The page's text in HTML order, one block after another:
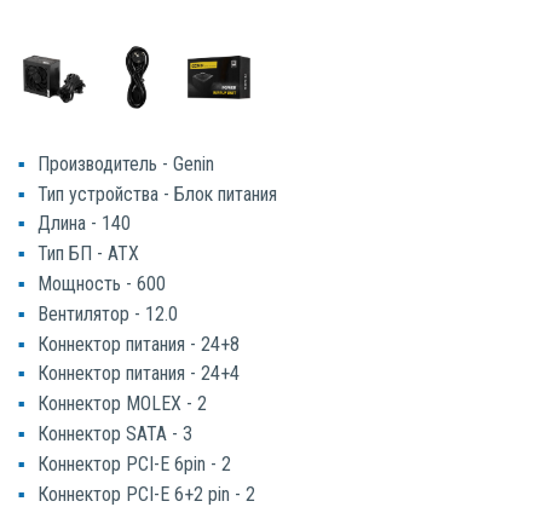
Производитель - Genin
Тип устройства - Блок питания
Длина - 140
Тип БП - ATX
Мощность - 600
Вентилятор - 12.0
Коннектор питания - 24+8
Коннектор питания - 24+4
Коннектор MOLEX - 2
Коннектор SATA - 3
Коннектор PCI-E 6pin - 2
Коннектор PCI-E 6+2 pin - 2